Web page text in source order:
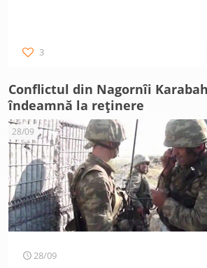
3
Conflictul din Nagornîi
îndeamnă la reținere
28/09
28/09